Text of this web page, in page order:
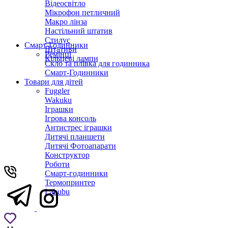
Відеосвітло
Мікрофон петличний
Макро лінза
Настільний штатив
Стилус
Штативи
Кільцеві лампи
Смарт-Годинники
Ремінці
Скло та плівка для годинника
Смарт-Годинники
Товари для дітей
Fuggler
Wakuku
Іграшки
Ігрова консоль
Антистрес іграшки
Дитячi планшети
Дитячі Фотоапарати
Конструктор
Роботи
Смарт-годинники
Термопринтер
Labubu